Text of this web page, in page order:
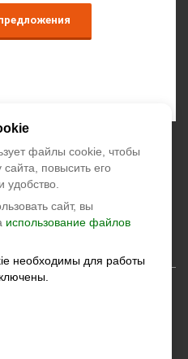
55-85
д.2 корп.1
rights reserved
файлы cookie, чтобы
сайта, повысить его
удобство.
сайт, вы
использование файлов
необходимы для работы